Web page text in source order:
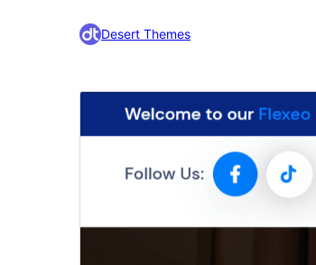
Desert Themes